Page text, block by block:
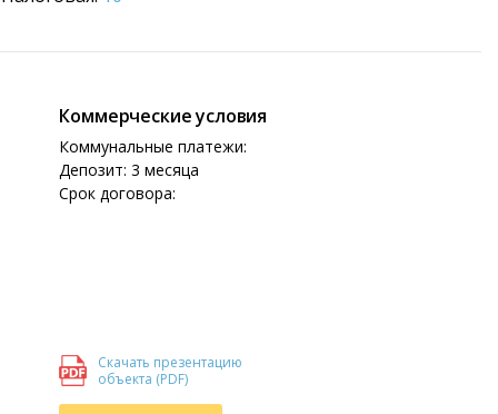
Коммерческие условия
Коммунальные платежи:
Депозит: 3 месяца
Срок договора:
Скачать презентацию
объекта (PDF)